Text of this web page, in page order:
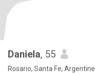
Daniela, 55
Rosario, Santa Fe, Argentine